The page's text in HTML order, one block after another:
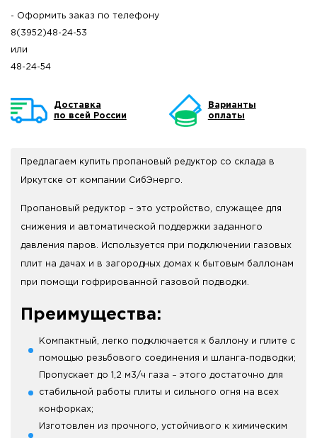
- Оформить заказ по телефону
8(3952)48-24-53
или
48-24-54
Доставка
по всей России
Варианты
оплаты
Предлагаем купить пропановый редуктор со склада в
Иркутске от компании СибЭнерго.
Пропановый редуктор – это устройство, служащее для
снижения и автоматической поддержки заданного
давления паров. Используется при подключении газовых
плит на дачах и в загородных домах к бытовым баллонам
при помощи гофрированной газовой подводки.
Преимущества:
Компактный, легко подключается к баллону и плите с
помощью резьбового соединения и шланга-подводки;
Пропускает до 1,2 м3/ч газа – этого достаточно для
стабильной работы плиты и сильного огня на всех
конфорках;
Изготовлен из прочного, устойчивого к химическим